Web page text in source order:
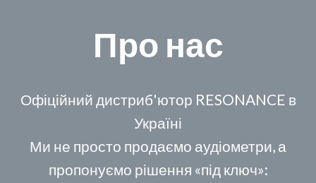
Про нас
Офіційний дистриб'ютор RESONANCE в
Україні
Ми не просто продаємо аудіометри, а
пропонуємо рішення «під ключ»: